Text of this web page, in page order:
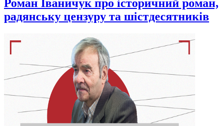
Роман Іваничук про історичний роман,
радянську цензуру та шістдесятників